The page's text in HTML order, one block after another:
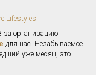
Lifestyles
за организацию
для нас. Незабываемое
уже месяц, это